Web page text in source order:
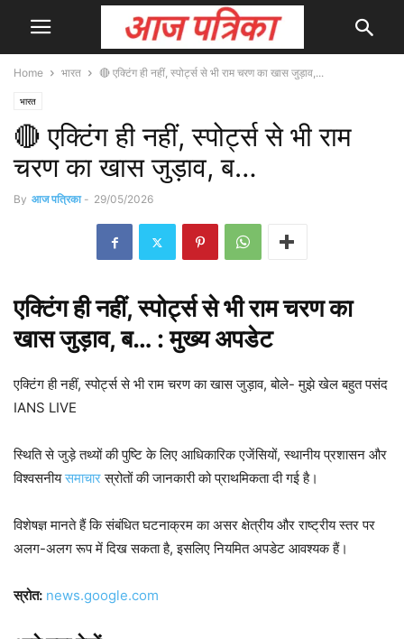
Home भारत 🔴 एक्टिंग ही नहीं, स्पोर्ट्स से भी राम चरण का खास जुड़ाव,...
भारत
🔴 एक्टिंग ही नहीं, स्पोर्ट्स से भी राम
चरण का खास जुड़ाव, ब…
By आज पत्रिका - 29/05/2026
एक्टिंग ही नहीं,स्पोर्ट्ससे भी राम चरण का
खास जुड़ाव, ब… : मुख्यअपडेट
एक्टिंग ही नहीं, स्पोर्ट्स से भी राम चरण का खास जुड़ाव, बोले- मुझे खेल बहुत पसंद
IANS LIVE
स्थिति से जुड़े तथ्यों की पुष्टि के लिए आधिकारिक एजेंसियों, स्थानीय प्रशासन और
विश्वसनीयसमाचारस्रोतों की जानकारी को प्राथमिकता दी गई है।
विशेषज्ञ मानते हैं कि संबंधित घटनाक्रम का असर क्षेत्रीय और राष्ट्रीय स्तर पर
अलग-अलग रूप में दिख सकता है, इसलिए नियमित अपडेट आवश्यक हैं।
स्रोत: news.google.com